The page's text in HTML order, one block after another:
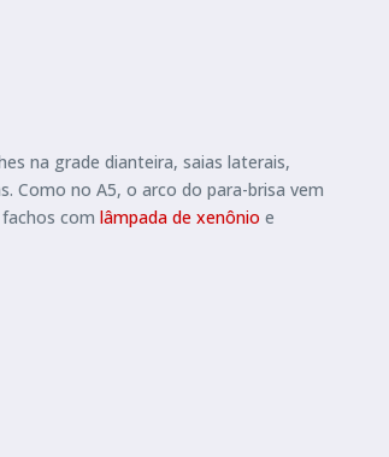
na grade dianteira, saias laterais,
Como no A5, o arco do para-brisa vem
com lâmpada de xenônio e